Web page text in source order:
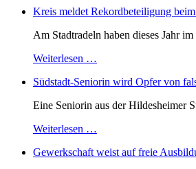
Kreis meldet Rekordbeteiligung
Am Stadtradeln haben dieses Jahr
Weiterlesen …
Südstadt-Seniorin wird Opfer von
Eine Seniorin aus der Hildesheimer
Weiterlesen …
Gewerkschaft weist auf freie